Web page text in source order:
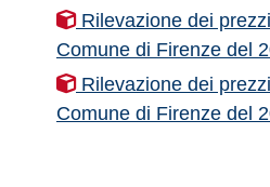
Rilevazione dei
Comune di Firenze del
Rilevazione dei
Comune di Firenze del